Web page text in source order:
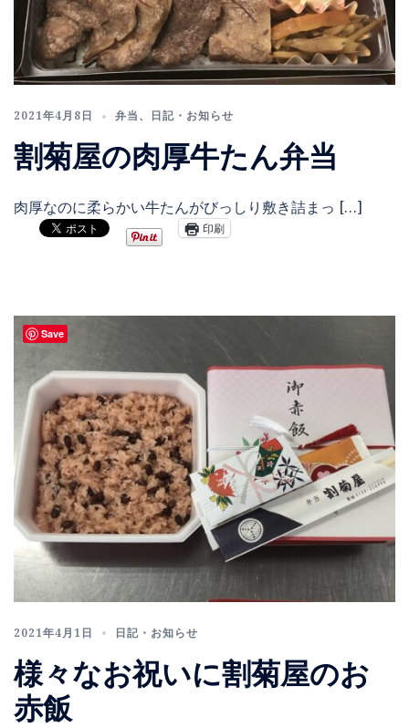
2021年4月8日 弁当、 日記・お知らせ
割菊屋の肉厚牛たん弁当
肉厚なのに柔らかい牛たんがびっしり敷き詰まっ […]
印刷
2021年4月1日 日記・お知らせ
様々なお祝いに割菊屋のお
赤飯
Save